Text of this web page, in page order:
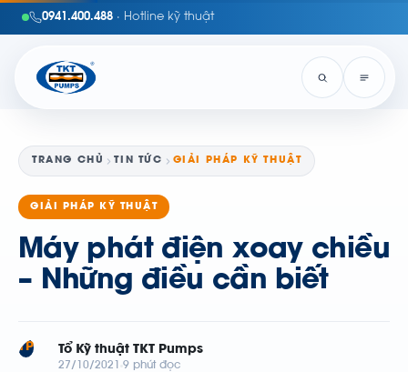
0941.400.488 · Hotline kỹ thuật
TRANG CHỦ TIN TỨC GIẢI PHÁP KỸ THUẬT
GIẢI PHÁP KỸ THUẬT
Máy phát điện xoay chiều
– Những điều cần biết
TP Tổ Kỹ thuật TKT Pumps
27/10/2021 9 phút đọc